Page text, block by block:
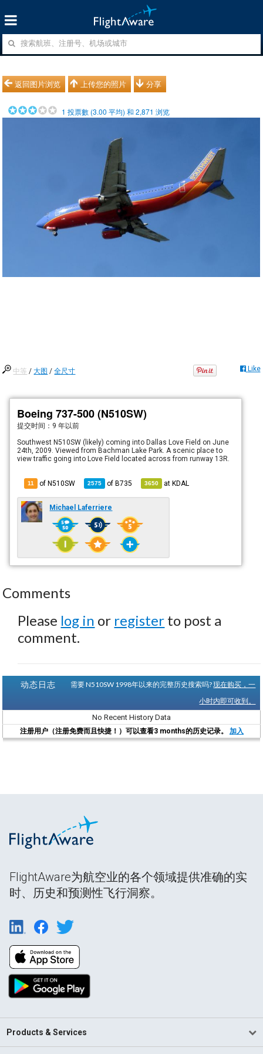
返回图片浏览 上传您的照片 分享
1 投票數 (3.00 平均) 和2,871 浏览
中等 /大图 /全尺寸 Like
Boeing 737-500 (N510SW)
提交时间： 9 年以前
Southwest N510SW (likely) coming into Dallas Love Field on June
24th, 2009. Viewed from Bachman Lake Park. A scenic place to
view traffic going into Love Field located across from runway 13R.
11 of N510SW 2575 ofB735 3650 atKDAL
Michael Laferriere
Comments
Please log in or register to post a
comment.
动态日志 需要 N510SW 1998年以来的完整历史搜索吗?现在购买，一
小时内即可收到。
No Recent History Data
注册用户（注册免费而且快捷！）可以查看3 months的历史记录。 加入
FlightAware为航空业的各个领域提供准确的实
时、历史和预测性飞行洞察。
Products & Services